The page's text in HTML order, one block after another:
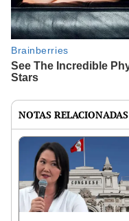
NOTAS RELACIONADAS